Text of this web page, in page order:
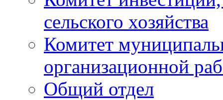
сельского хозяйства
Комитет
организационной
Общий отдел